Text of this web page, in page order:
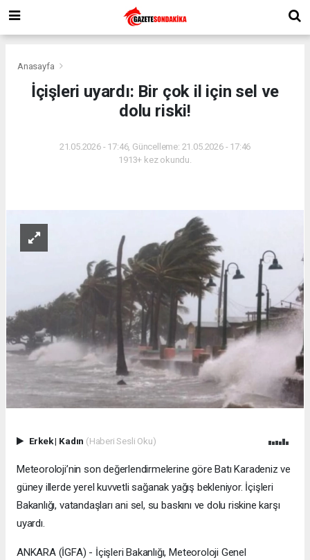
Anasayfa
İçişleri uyardı: Bir çok il için sel ve
dolu riski!
21.05.2026 - 17:46, Güncelleme: 21.05.2026 - 17:46
1913+ kez okundu.
Erkek| Kadın (Haberi Sesli Oku)
Meteoroloji’nin son değerlendirmelerine göre Batı Karadeniz ve
güney illerde yerel kuvvetli sağanak yağış bekleniyor. İçişleri
Bakanlığı, vatandaşları ani sel, su baskını ve dolu riskine karşı
uyardı.
ANKARA (İGFA) - İçişleri Bakanlığı, Meteoroloji Genel